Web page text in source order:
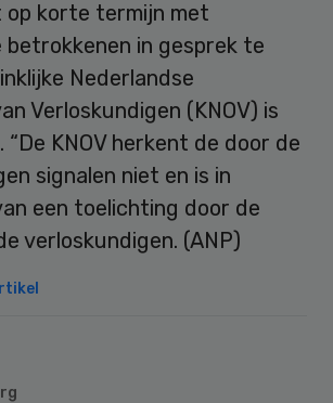
op korte termijn met
betrokkenen in gesprek te
Nederlandse
Verloskundigen (KNOV) is
“De KNOV herkent de door de
signalen niet en is in
een toelichting door de
verloskundigen. (ANP)